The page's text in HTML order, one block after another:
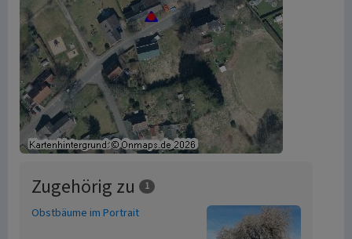
Zugehörig zu 1
Obstbäume im Portrait